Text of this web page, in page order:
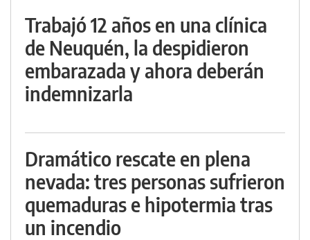
Trabajó 12 años en una clínica
de Neuquén, la despidieron
embarazada y ahora deberán
indemnizarla
Dramático rescate en plena
nevada: tres personas sufrieron
quemaduras e hipotermia tras
un incendio